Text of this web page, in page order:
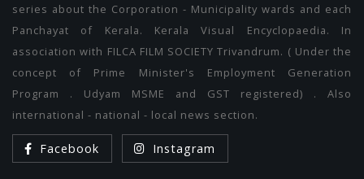
series about the Corporation - Municipality wards and each
Panchayat of Kerala. Kerala Visual Encyclopaedia. In
association with FILCA FILM SOCIETY Trivandrum. ( Under the
concept of Prime Minister's Employment Generation
Program . Udyam MSME and GST registered) . Also
international - national - local news section.
Facebook Instagram